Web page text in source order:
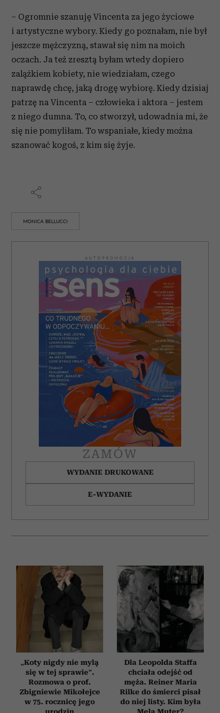
– Ogromnie szanuję Vincenta za jego życiowe
i artystyczne wybory. Kiedy go poznałam, nie był
jeszcze mężczyzną, stawał się nim na moich
oczach. Ja też zresztą byłam wtedy dopiero
zalążkiem kobiety, nie wiedziałam, czego
naprawdę chcę, jaką drogę wybiorę. Kiedy dzisiaj
patrzę na Vincenta – człowieka i aktora – jestem
z niego dumna. To, co stworzył, udowadnia mi, że
się nie pomyliłam. To wspaniałe, kiedy można
szanować kogoś, z kim się żyje.
MONICA BELLUCCI
AUTOPROMOCJA
ZAMÓW
WYDANIE DRUKOWANE
E-WYDANIE
„Koty nigdy nie mylą
się w tej sprawie”.
Rozmowa o prof.
Zbigniewie Mikołejce
w 75. rocznicę jego
urodzin
Dla Leopolda Staffa
chciała odejść od
męża. Reiner Maria
Rilke do śmierci pisał
do niej listy. Kim była
Mela Muter?